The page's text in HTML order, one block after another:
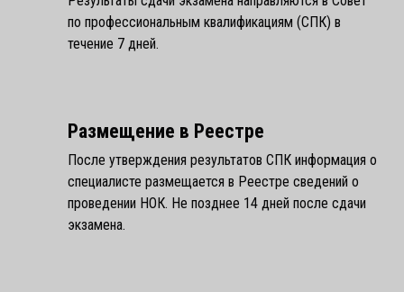
по профессиональным квалификациям (СПК) в
течение 7 дней.
Размещение в Реестре
После утверждения результатов СПК информация о
специалисте размещается в Реестре сведений о
проведении НОК. Не позднее 14 дней после сдачи
экзамена.